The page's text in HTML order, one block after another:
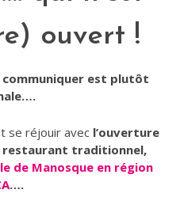
ouvert !
est plutôt
se réjouir avecl’ouverture
restaurant traditionnel,
de Manosque en région
….